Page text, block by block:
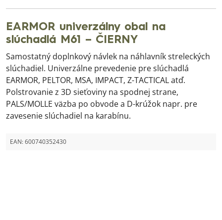
EARMOR univerzálny obal na
slúchadlá M61 – ČIERNY
Samostatný doplnkový návlek na náhlavník streleckých
slúchadiel. Univerzálne prevedenie pre slúchadlá
EARMOR, PELTOR, MSA, IMPACT, Z-TACTICAL atď.
Polstrovanie z 3D sieťoviny na spodnej strane,
PALS/MOLLE väzba po obvode a D-krúžok napr. pre
zavesenie slúchadiel na karabínu.
EAN:600740352430